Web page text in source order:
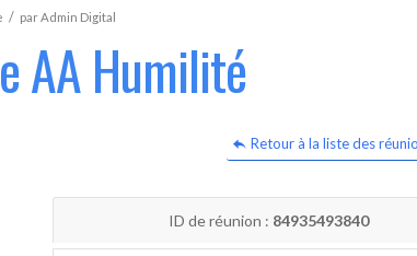
/ parAdmin Digital
AA Humilité
Retour à la liste des
ID de réunion : 84935493840